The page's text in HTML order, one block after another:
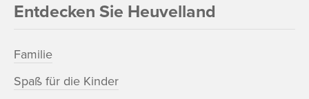
Entdecken Sie Heuvelland
Familie
Spaß für die Kinder